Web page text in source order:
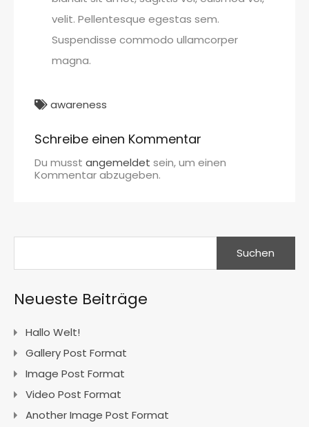
velit. Pellentesque egestas sem.
Suspendisse commodo ullamcorper
magna.
awareness
Schreibe einen Kommentar
Du musst angemeldet sein, um einen
Kommentar abzugeben.
Suchen
nach:
Neueste Beiträge
Hallo Welt!
Gallery Post Format
Image Post Format
Video Post Format
Another Image Post Format